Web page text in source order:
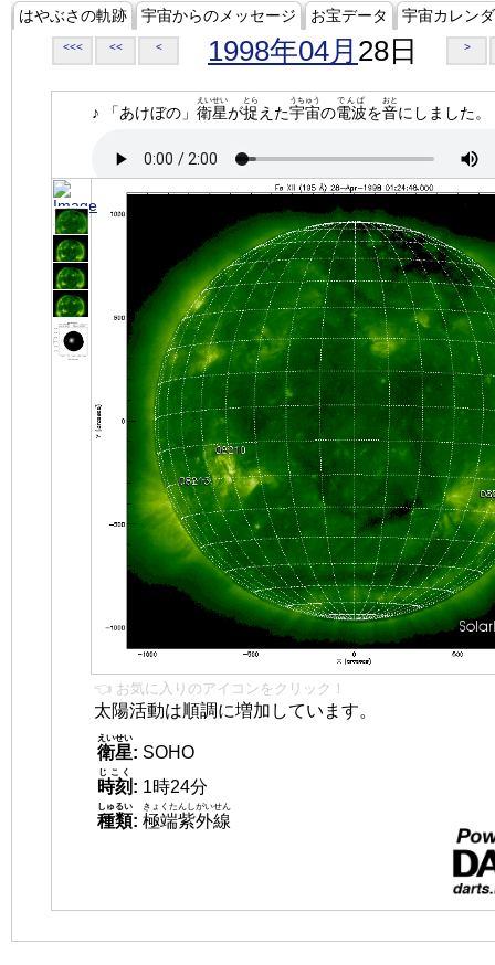
はやぶさの軌跡 宇宙からのメッセージ お宝データ 宇宙カレン
<<< << < 1998年04月 28日 >
♪ 「あけぼの」 衛星
えいせい
が捉
とら
えた宇宙
うちゅう
の電波
でんぱ
を音
おと
にしました。
👈 お気に入りのアイコンをクリック！
太陽活動は順調に増加しています。
衛星
えいせい
: SOHO
時刻
じこく
: 1時24分
種類
しゅるい
: 極端紫外線
きょくたんしがいせん